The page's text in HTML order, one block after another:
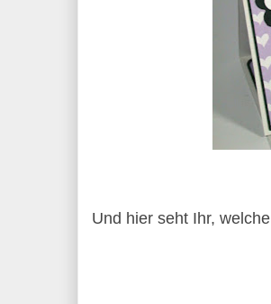
Und hier seht Ihr, welche